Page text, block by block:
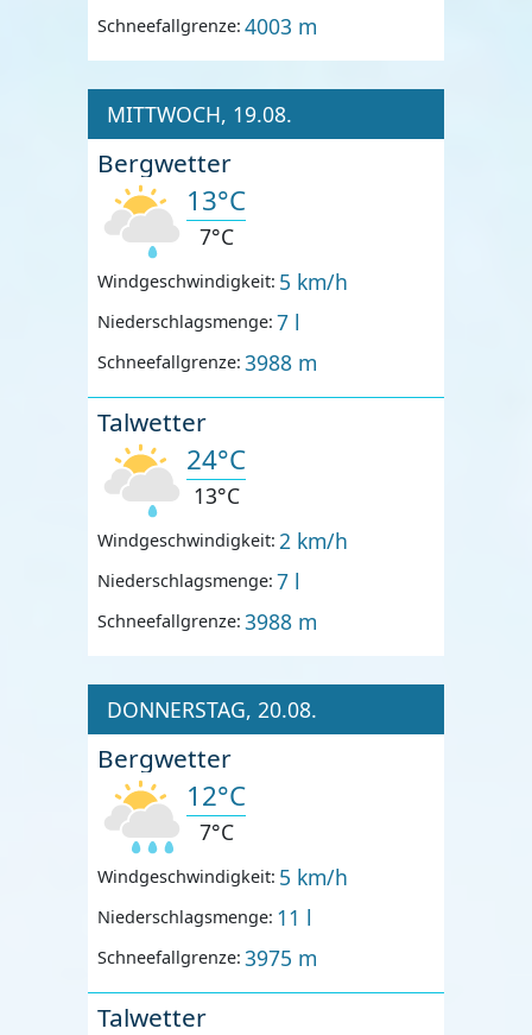
Schneefallgrenze: 4003 m
MITTWOCH, 19.08.
Bergwetter
13°C
7°C
Windgeschwindigkeit: 5 km/h
Niederschlagsmenge: 7 l
Schneefallgrenze: 3988 m
Talwetter
24°C
13°C
Windgeschwindigkeit: 2 km/h
Niederschlagsmenge: 7 l
Schneefallgrenze: 3988 m
DONNERSTAG, 20.08.
Bergwetter
12°C
7°C
Windgeschwindigkeit: 5 km/h
Niederschlagsmenge: 11 l
Schneefallgrenze: 3975 m
Talwetter